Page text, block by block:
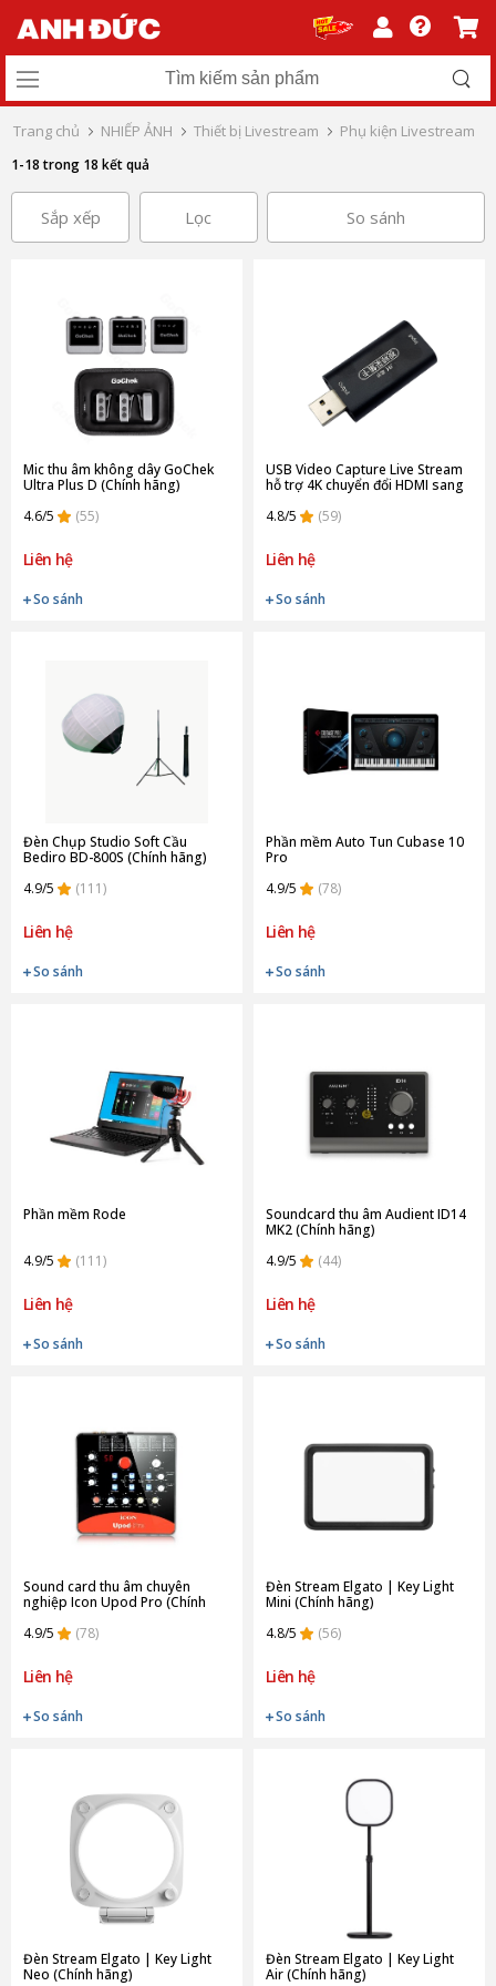
Trang chủ NHIẾP ẢNH Thiết bị Livestream Phụ kiện Livestream
1-18 trong 18 kết quả
Sắp xếp Lọc So sánh
Mic thu âm không dây GoChek
Ultra Plus D (Chính hãng)
4.6/5
(55)
Liên hệ
So sánh
USB Video Capture Live Stream
hỗ trợ 4K chuyển đổi HDMI sang
4.8/5
(59)
Liên hệ
So sánh
Đèn Chụp Studio Soft Cầu
Bediro BD-800S (Chính hãng)
4.9/5
(111)
Liên hệ
So sánh
Phần mềm Auto Tun Cubase 10
Pro
4.9/5
(78)
Liên hệ
So sánh
Phần mềm Rode
4.9/5 (111)
Liên hệ
So sánh
Soundcard thu âm Audient ID14
MK2 (Chính hãng)
4.9/5
(44)
Liên hệ
So sánh
Sound card thu âm chuyên
nghiệp Icon Upod Pro (Chính
4.9/5
(78)
Liên hệ
So sánh
Đèn Stream Elgato | Key Light
Mini (Chính hãng)
4.8/5
(56)
Liên hệ
So sánh
Đèn Stream Elgato | Key Light
Neo (Chính hãng)
Đèn Stream Elgato | Key Light
Air (Chính hãng)